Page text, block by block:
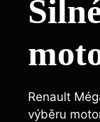
Renault
výběru